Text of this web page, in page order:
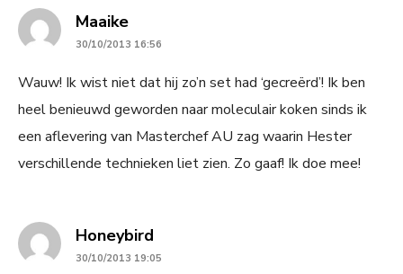
Maaikesays:
30/10/2013 16:56
Wauw! Ik wist niet dat hij zo’n set had ‘gecreërd’! Ik ben
heel benieuwd geworden naar moleculair koken sinds ik
een aflevering van Masterchef AU zag waarin Hester
verschillende technieken liet zien. Zo gaaf! Ik doe mee!
Honeybird
30/10/2013 19:05